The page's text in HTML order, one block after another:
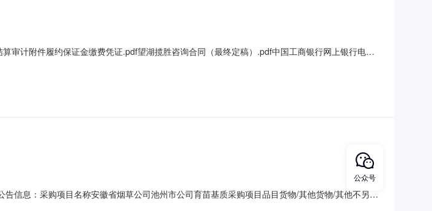
审计附件履约保证金缴费凭证.pdf望湖揽胜咨询合同（最终定稿）.pdf中国工商银行网上银行电子
公司金额￥31，920.00元金额（大写）人民币叁万壹仟玖佰贰拾
信息：采购项目名称安徽省烟草公司池州市公司育苗基质采购项目品目货物/其他货物/其他不另分
公众号